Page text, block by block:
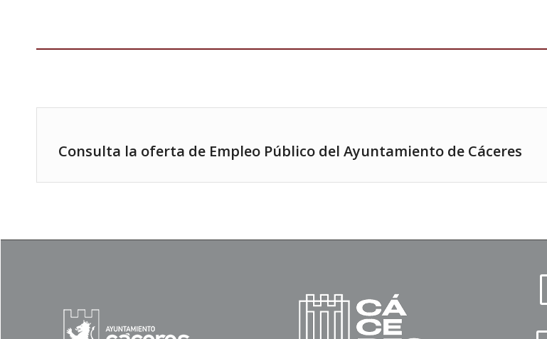
Consulta la oferta de Empleo Público del Ayuntamiento de Cáceres